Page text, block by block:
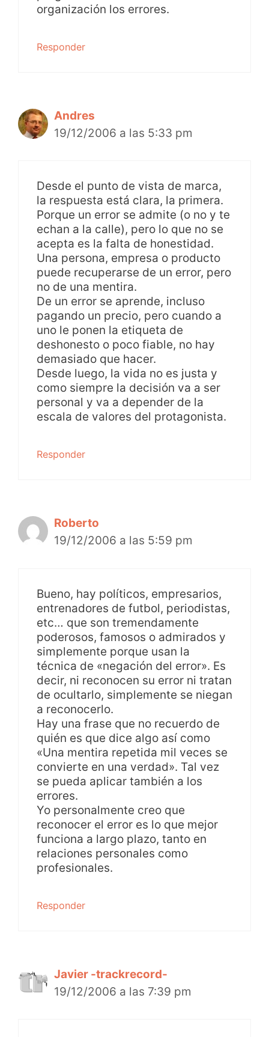
organización los errores.
Responder
Andres
19/12/2006 a las 5:33 pm
Desde el punto de vista de marca,
la respuesta está clara, la primera.
Porque un error se admite (o no y te
echan a la calle), pero lo que no se
acepta es la falta de honestidad.
Una persona, empresa o producto
puede recuperarse de un error, pero
no de una mentira.
De un error se aprende, incluso
pagando un precio, pero cuando a
uno le ponen la etiqueta de
deshonesto o poco fiable, no hay
demasiado que hacer.
Desde luego, la vida no es justa y
como siempre la decisión va a ser
personal y va a depender de la
escala de valores del protagonista.
Responder
Roberto
19/12/2006 a las 5:59 pm
Bueno, hay políticos, empresarios,
entrenadores de futbol, periodistas,
etc… que son tremendamente
poderosos, famosos o admirados y
simplemente porque usan la
técnica de «negación del error». Es
decir, ni reconocen su error ni tratan
de ocultarlo, simplemente se niegan
a reconocerlo.
Hay una frase que no recuerdo de
quién es que dice algo así como
«Una mentira repetida mil veces se
convierte en una verdad». Tal vez
se pueda aplicar también a los
errores.
Yo personalmente creo que
reconocer el error es lo que mejor
funciona a largo plazo, tanto en
relaciones personales como
profesionales.
Responder
Javier -trackrecord-
19/12/2006 a las 7:39 pm